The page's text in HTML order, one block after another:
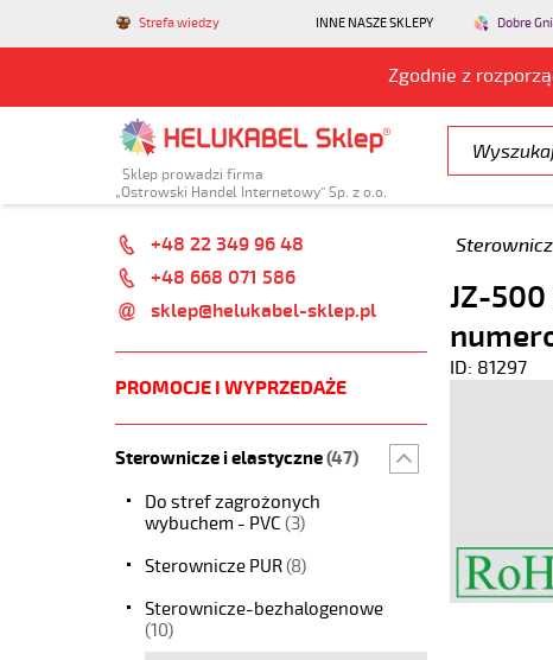
Strefa wiedzy INNE NASZE SKLEPY Dobre
Zgodnie z
Sklep prowadzi firma
„Ostrowski Handel Internetowy” Sp. z o.o.
+48 22 349 96 48
+48 668 071 586
sklep@helukabel-sklep.pl
PROMOCJE I WYPRZEDAŻE
Sterownicze i elastyczne(47)
Do stref zagrożonych
wybuchem - PVC (3)
Sterownicze PUR(8)
Sterownicze-bezhalogenowe
(10)
JZ-
ID: 81297